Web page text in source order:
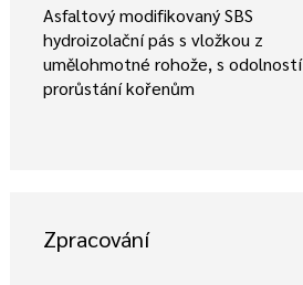
Asfaltový modifikovaný SBS
hydroizolační pás s vložkou z
umělohmotné rohože, s odolností
prorůstání kořenům
Zpracování